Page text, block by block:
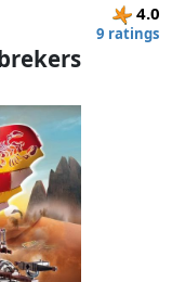
4.0
9 ratings